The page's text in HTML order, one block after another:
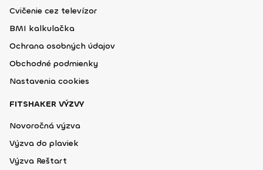
Cvičenie cez televízor
BMI kalkulačka
Ochrana osobných údajov
Obchodné podmienky
Nastavenia cookies
FITSHAKER VÝZVY
Novoročná výzva
Výzva do plaviek
Výzva Reštart